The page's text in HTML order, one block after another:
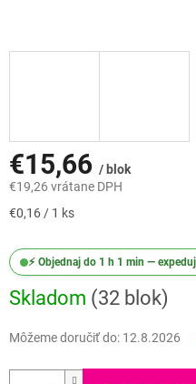
€15,66 / blok
€19,26 vrátane DPH
Jednotková
€0,16 / 1 ks
⚡ Objednaj do 1 h 1 min —
Skladom (32 blok)
Môžeme doručiť do: 12.8.2026